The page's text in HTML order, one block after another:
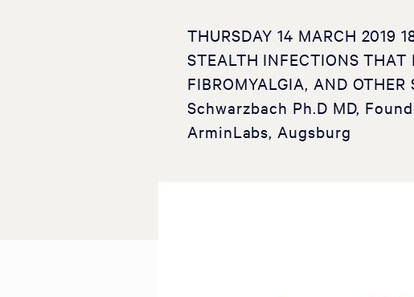
THURSDAY 14 MARCH 2019
STEALTH INFECTIONS THAT
FIBROMYALGIA, AND
Schwarzbach Ph.D MD,
ArminLabs, Augsburg